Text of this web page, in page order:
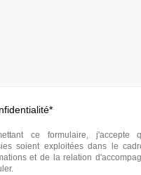
*
ce formulaire, j'accepte
soient exploitées dans le
et de la relation